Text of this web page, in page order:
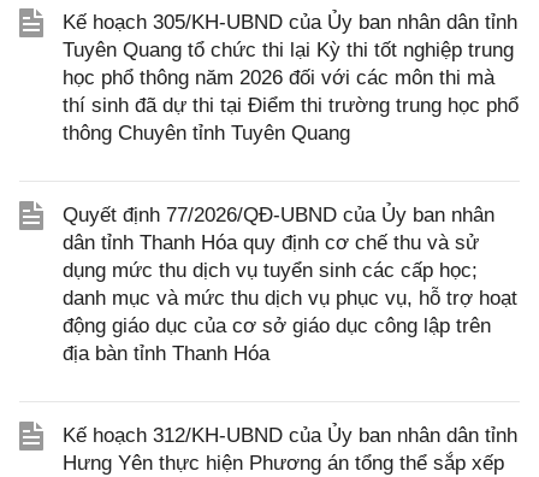
Kế hoạch 305/KH-UBND của Ủy ban nhân dân tỉnh
Tuyên Quang tổ chức thi lại Kỳ thi tốt nghiệp trung
học phổ thông năm 2026 đối với các môn thi mà
thí sinh đã dự thi tại Điểm thi trường trung học phổ
thông Chuyên tỉnh Tuyên Quang
Quyết định 77/2026/QĐ-UBND của Ủy ban nhân
dân tỉnh Thanh Hóa quy định cơ chế thu và sử
dụng mức thu dịch vụ tuyển sinh các cấp học;
danh mục và mức thu dịch vụ phục vụ, hỗ trợ hoạt
động giáo dục của cơ sở giáo dục công lập trên
địa bàn tỉnh Thanh Hóa
Kế hoạch 312/KH-UBND của Ủy ban nhân dân tỉnh
Hưng Yên thực hiện Phương án tổng thể sắp xếp